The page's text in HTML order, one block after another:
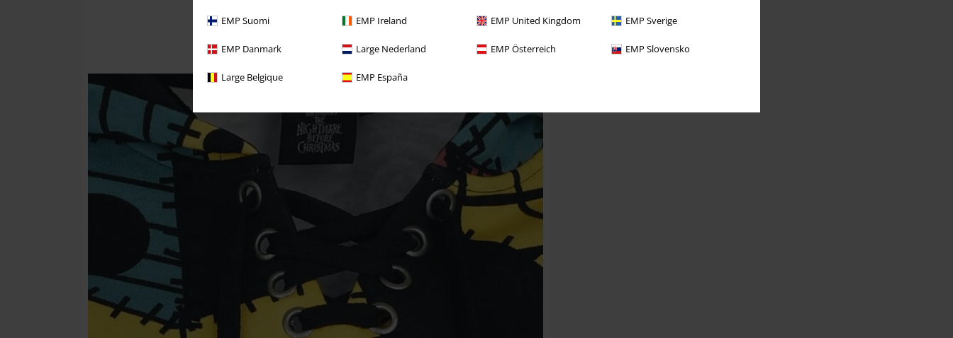
EMP Suomi EMP Ireland EMP United Kingdom EMP Sverige
EMP Danmark Large Nederland EMP Österreich EMP Slovensko
Large Belgique EMP España